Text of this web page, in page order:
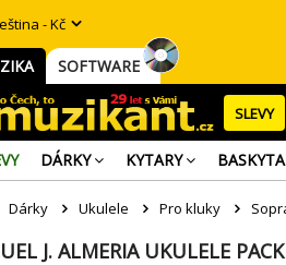
- Kč
SOFTWARE
SLEVY
DÁRKY KYTARY
Dárky Ukulele Pro kluky
J. ALMERIA UKULELE